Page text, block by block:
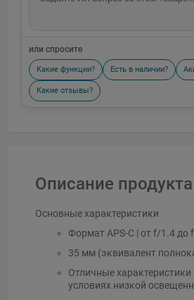
или спросите
Какие функции? Есть в наличии?
Какие отзывы?
Описание продукта
Основные характеристики
Формат APS-C | от f/1.4 до
35 мм (эквивалент
Отличные характеристики
условиях низкой